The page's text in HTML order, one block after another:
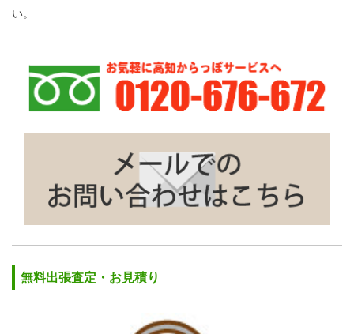
い。
無料出張査定・お見積り